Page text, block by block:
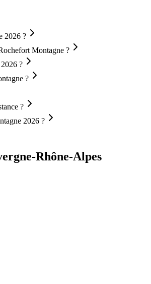
2026 ?
Montagne ?
?
?
?
2026 ?
Rhône-Alpes